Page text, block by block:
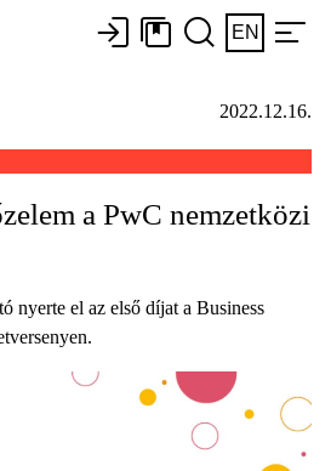
EN
2022.12.16.
a PwC nemzetközi
nyerte el az első díjat a Business